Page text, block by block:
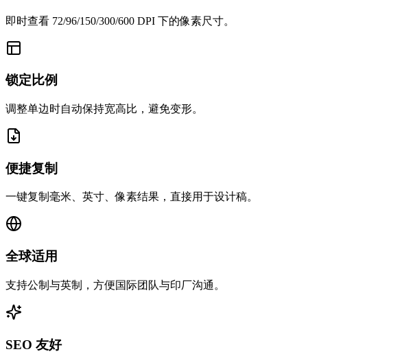
即时查看 72/96/150/300/600 DPI 下的像素尺寸。
锁定比例
调整单边时自动保持宽高比，避免变形。
便捷复制
一键复制毫米、英寸、像素结果，直接用于设计稿。
全球适用
支持公制与英制，方便国际团队与印厂沟通。
SEO 友好